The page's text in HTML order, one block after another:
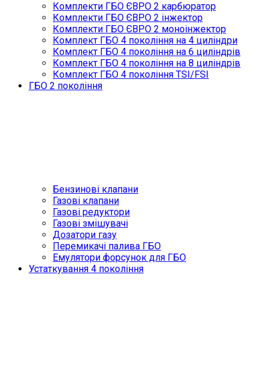
Комплекти ГБО ЄВРО 2 карбюратор
Комплекти ГБО ЄВРО 2 інжектор
Комплекти ГБО ЄВРО 2 моноінжектор
Комплект ГБО 4 покоління на 4 циліндри
Комплект ГБО 4 покоління на 6 циліндрів
Комплект ГБО 4 покоління на 8 циліндрів
Комплект ГБО 4 покоління TSI/FSI
ГБО 2 покоління
Бензинові клапани
Газові клапани
Газові редуктори
Газові змішувачі
Дозатори газу
Перемикачі палива ГБО
Емулятори форсунок для ГБО
Устаткування 4 покоління